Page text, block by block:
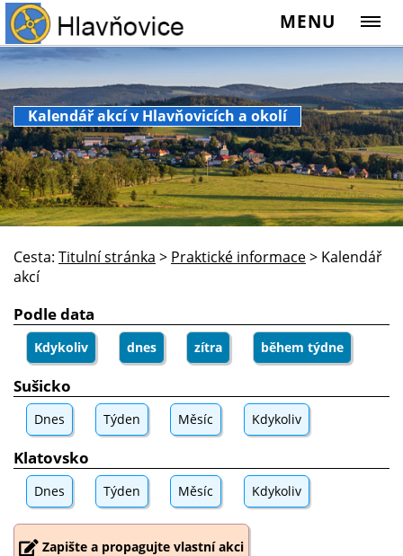
MENU
Kalendář akcí v Hlavňovicích a okolí
Cesta: Titulní stránka > Praktické informace> Kalendář
akcí
Podle data
Kdykoliv dnes zítra během týdne
Sušicko
Dnes Týden Měsíc Kdykoliv
Klatovsko
Dnes Týden Měsíc Kdykoliv
Zapište a propagujte vlastní akci